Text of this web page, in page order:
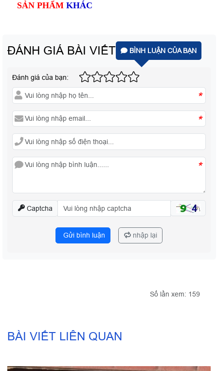
SẢN PHẨM KHÁC
ĐÁNH GIÁ BÀI VIẾT BÌNH LUẬN CỦA BẠN
Đánh giá của bạn:
*
*
*
Captcha
Gửi bình luận nhập lại
Số lần xem: 159
BÀI VIẾT LIÊN QUAN